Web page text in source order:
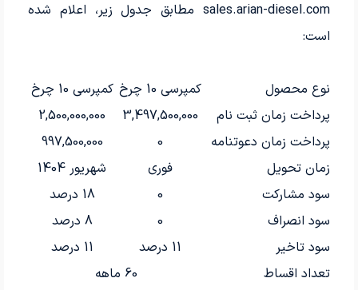
sales.arian-diesel.com مطابق جدول زیر، اعلام شده
است:
نوع محصول کمپرسی 10 چرخ
کمپرسی 10 چرخ
پرداخت زمان ثبت نام
3,497,500,000
2,500,000,000
پرداخت زمان دعوتنامه
0
997,500,000
زمان تحویل
فوری
شهریور 1404
سود مشارکت
0
18 درصد
سود انصراف
0
8 درصد
سود تاخیر
11 درصد
11 درصد
تعداد اقساط
60 ماهه